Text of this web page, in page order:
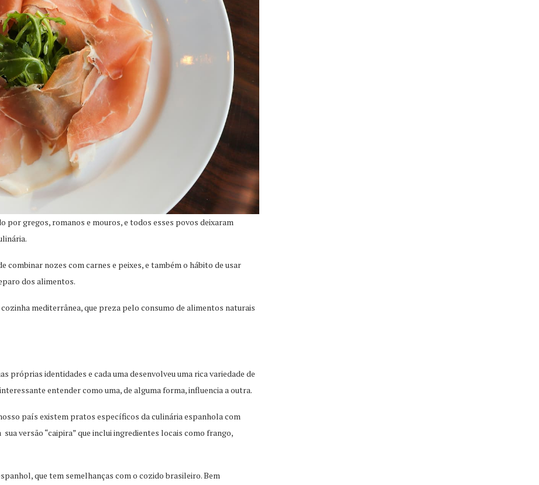
por gregos, romanos e mouros, e todos esses povos deixaram
combinar nozes com carnes e peixes, e também o hábito de usar
dos alimentos.
mediterrânea, que preza pelo consumo de alimentos naturais
próprias identidades e cada uma desenvolveu uma rica variedade de
entender como uma, de alguma forma, influencia a outra.
país existem pratos específicos da culinária espanhola com
versão “caipira” que inclui ingredientes locais como frango,
que tem semelhanças com o cozido brasileiro. Bem